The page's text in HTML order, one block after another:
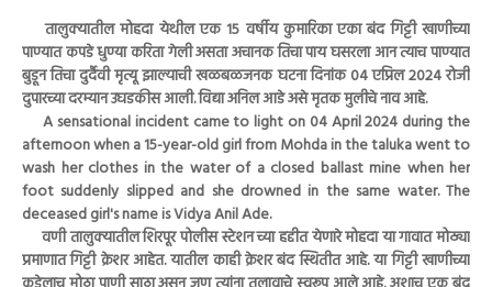
तालुक्यातील मोहदा येथील एक 15 वर्षीय कुमारिका एका बंद गिट्टी खाणीच्या
पाण्यात कपडे धुण्या करिता गेली असता अचानक तिचा पाय घसरला आन त्याच पाण्यात
बुडून तिचा दुर्दैवी मृत्यू झाल्याची खळबळजनक घटना दिनांक 04 एप्रिल 2024 रोजी
दुपारच्या दरम्यान उघडकीस आली. विद्या अनिल आडे असे मृतक मुलीचे नाव आहे.
A sensational incident came to light on 04 April 2024 during the
afternoon when a 15-year-old girl from Mohda in the taluka went to
wash her clothes in the water of a closed ballast mine when her
foot suddenly slipped and she drowned in the same water. The
deceased girl's name is Vidya Anil Ade.
वणी तालुक्यातील शिरपूर पोलीस स्टेशन च्या हद्दीत येणारे मोहदा या गावात मोठ्या
प्रमाणात गिट्टी क्रेशर आहेत. यातील काही क्रेशर बंद स्थितीत आहे. या गिट्टी खाणीच्या